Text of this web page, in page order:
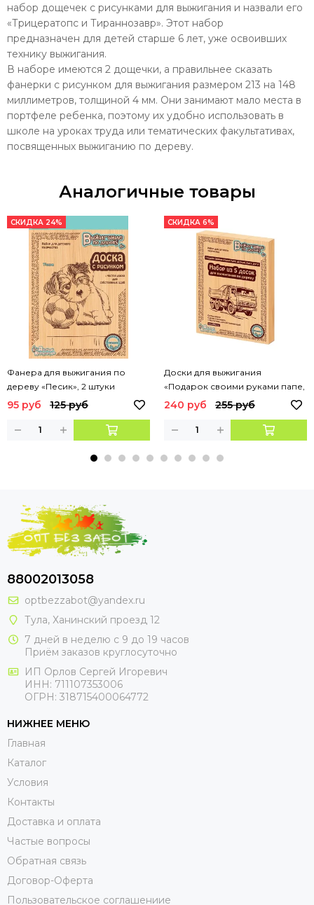
набор дощечек с рисунками для выжигания и назвали его
«Трицератопс и Тираннозавр». Этот набор
предназначен для детей старше 6 лет, уже освоивших
технику выжигания.
В наборе имеются 2 дощечки, а правильнее сказать
фанерки с рисунком для выжигания размером 213 на 148
миллиметров, толщиной 4 мм. Они занимают мало места в
портфеле ребенка, поэтому их удобно использовать в
школе на уроках труда или тематических факультативах,
посвященных выжиганию по дереву.
Аналогичные товары
СКИДКА 24%
Фанера для выжигания по
дереву «Песик», 2 штуки
95 руб 125 руб
СКИДКА 6%
Доски для выжигания
«Подарок своими руками папе,
дедушке, брату, другу», 5шт
240 руб 255 руб
88002013058
optbezzabot@yandex.ru
Тула, Ханинский проезд 12
7 дней в неделю с 9 до 19 часов
Приём заказов круглосуточно
ИП Орлов Сергей Игоревич
ИНН: 711107353006
ОГРН: 318715400064772
НИЖНЕЕ МЕНЮ
Главная
Каталог
Условия
Контакты
Доставка и оплата
Частые вопросы
Обратная связь
Договор-Оферта
Пользовательское соглашениие